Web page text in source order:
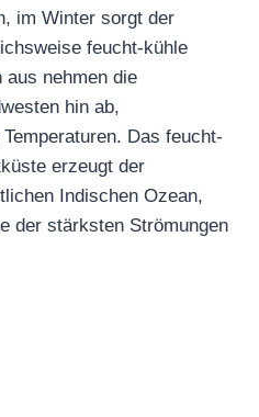
im Winter sorgt der
feucht-kühle
aus nehmen die
hin ab,
Das feucht-
erzeugt der
Indischen Ozean,
der stärksten Strömungen